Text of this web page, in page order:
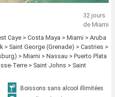
32 jours
de Miami
Caye > Costa Maya > Miami > Aruba
> Saint George (Grenade) > Castries >
> Miami > Nassau > Puerto Plata
Terre > Saint Johns > Saint
Boissons sans alcool illimitées